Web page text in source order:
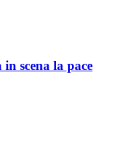
scena la pace